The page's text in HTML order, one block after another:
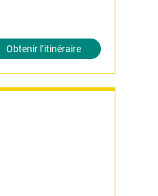
Obtenir l’itinéraire